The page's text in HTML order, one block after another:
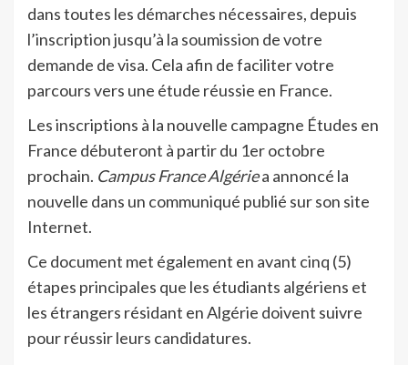
dans toutes les démarches nécessaires, depuis
l’inscription jusqu’à la soumission de votre
demande de visa. Cela afin de faciliter votre
parcours vers une étude réussie en France.
Les inscriptions à la nouvelle campagne Études en
France débuteront à partir du 1er octobre
prochain. Campus France Algériea annoncé la
nouvelle dans un communiqué publié sur son site
Internet.
Ce document met également en avant cinq (5)
étapes principales que les étudiants algériens et
les étrangers résidant en Algérie doivent suivre
pour réussir leurs candidatures.